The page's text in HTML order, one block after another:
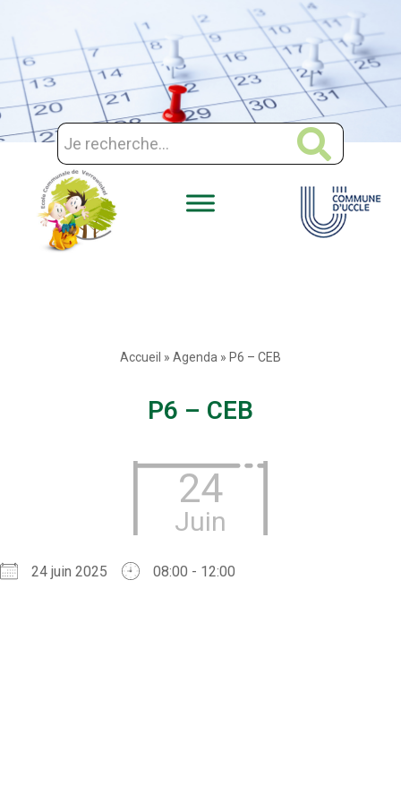
Aller
au
contenu
Accueil » Agenda » P6 – CEB
P6 – CEB
24
Juin
24 juin 2025 08:00 - 12:00